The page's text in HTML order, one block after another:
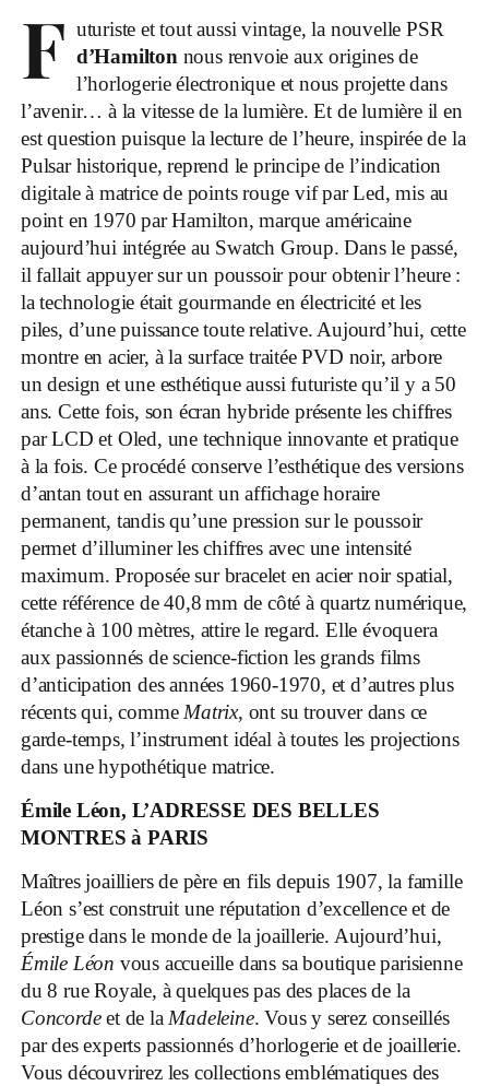
F uturiste et tout aussi vintage, la nouvelle PSR
d’Hamilton nous renvoie aux origines de
l’horlogerie électronique et nous projette dans
l’avenir… à la vitesse de la lumière. Et de lumière il en
est question puisque la lecture de l’heure, inspirée de la
Pulsar historique, reprend le principe de l’indication
digitale à matrice de points rouge vif par Led, mis au
point en 1970 par Hamilton, marque américaine
aujourd’hui intégrée au Swatch Group. Dans le passé,
il fallait appuyer sur un poussoir pour obtenir l’heure :
la technologie était gourmande en électricité et les
piles, d’une puissance toute relative. Aujourd’hui, cette
montre en acier, à la surface traitée PVD noir, arbore
un design et une esthétique aussi futuriste qu’il y a 50
ans. Cette fois, son écran hybride présente les chiffres
par LCD et Oled, une technique innovante et pratique
à la fois. Ce procédé conserve l’esthétique des versions
d’antan tout en assurant un affichage horaire
permanent, tandis qu’une pression sur le poussoir
permet d’illuminer les chiffres avec une intensité
maximum. Proposée sur bracelet en acier noir spatial,
cette référence de 40,8 mm de côté à quartz numérique,
étanche à 100 mètres, attire le regard. Elle évoquera
aux passionnés de science-fiction les grands films
d’anticipation des années 1960-1970, et d’autres plus
récents qui, comme Matrix, ont su trouver dans ce
garde-temps, l’instrument idéal à toutes les projections
dans une hypothétique matrice.
Émile Léon, L’ADRESSE DES BELLES
MONTRES à PARIS
Maîtres joailliers de père en fils depuis 1907, la famille
Léon s’est construit une réputation d’excellence et de
prestige dans le monde de la joaillerie. Aujourd’hui,
Émile Léon vous accueille dans sa boutique parisienne
du 8 rue Royale, à quelques pas des places de la
Concordeet de la Madeleine. Vous y serez conseillés
par des experts passionnés d’horlogerie et de joaillerie.
Vous découvrirez les collections emblématiques des